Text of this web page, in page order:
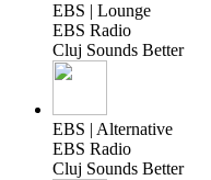
EBS | Lounge
EBS Radio
Cluj Sounds Better
EBS | Alternative
EBS Radio
Cluj Sounds Better